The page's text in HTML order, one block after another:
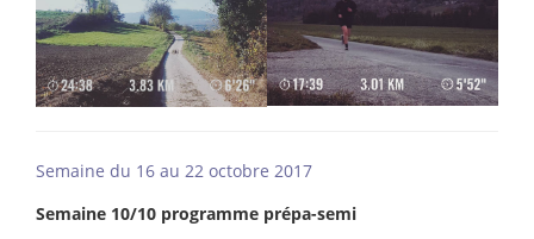
Semaine du 16 au 22 octobre 2017
Semaine 10/10 programme prépa-semi